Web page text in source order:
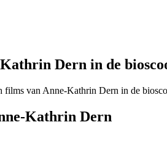
Dern in de
films van Anne-Kathrin Dern in de
Kathrin Dern